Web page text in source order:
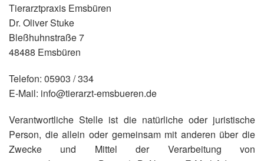
Tierarztpraxis Emsbüren
Dr. Oliver Stuke
Bleßhuhnstraße 7
48488 Emsbüren
Telefon: 05903 / 334
E-Mail: info@tierarzt-emsbueren.de
Verantwortliche Stelle ist die natürliche oder juristische
Person, die allein oder gemeinsam mit anderen über die
Zwecke und Mittel der Verarbeitung von